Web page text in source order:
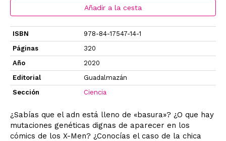
Añadir a la cesta
ISBN
978-84-17547-14-1
Páginas
320
Año
2020
Editorial
Guadalmazán
Sección
Ciencia
¿Sabías que el adn está lleno de «basura»? ¿O que hay
mutaciones genéticas dignas de aparecer en los
cómics de los X-Men? ¿Conocías el caso de la chica